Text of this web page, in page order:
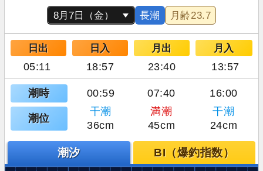
長潮 月齢23.7
日出 日入 月出 月入
05:11 18:57 23:40 13:57
潮時 00:59 07:40 16:00
潮位
干潮 満潮
干潮
36cm
45cm 24cm
潮汐 BI（爆釣指数）